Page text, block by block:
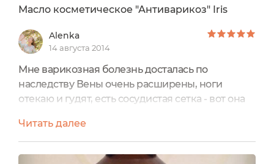
Масло косметическое "Антиварикоз" Iris
Alenka
14 августа 2014
Мне варикозная болезнь досталась по
наследству Вены очень расширены, ноги
отекаю и гудят, есть сосудистая сетка - вот она
После родов у меня был тромб. Летом тем
более ноги очень болят в конце дня. Постоянно
делаю контрастный душ, который обязательно
Читать далее